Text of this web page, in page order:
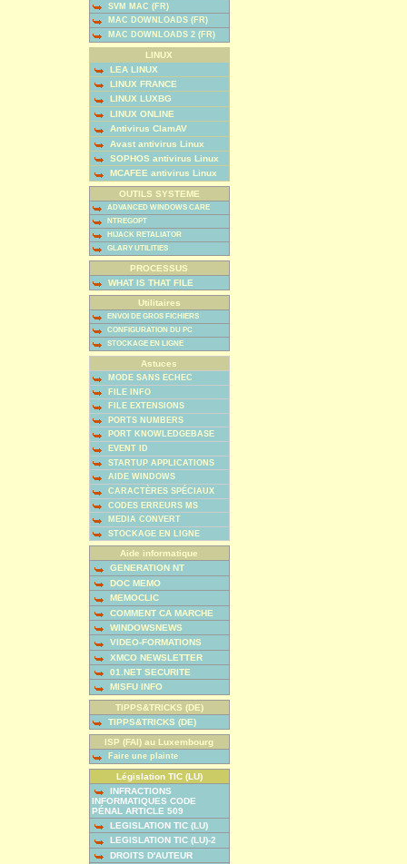
SVM MAC (FR)
MAC DOWNLOADS (FR)
MAC DOWNLOADS 2 (FR)
LINUX
LEA LINUX
LINUX FRANCE
LINUX LUXBG
LINUX ONLINE
Antivirus ClamAV
Avast antivirus Linux
SOPHOS antivirus Linux
MCAFEE antivirus Linux
OUTILS SYSTEME
ADVANCED WINDOWS CARE
NTREGOPT
HIJACK RETALIATOR
GLARY UTILITIES
PROCESSUS
WHAT IS THAT FILE
Utilitaires
ENVOI DE GROS FICHIERS
CONFIGURATION DU PC
STOCKAGE EN LIGNE
Astuces
MODE SANS ECHEC
FILE INFO
FILE EXTENSIONS
PORTS NUMBERS
PORT KNOWLEDGEBASE
EVENT ID
STARTUP APPLICATIONS
AIDE WINDOWS
CARACTÈRES SPÉCIAUX
CODES ERREURS MS
MEDIA CONVERT
STOCKAGE EN LIGNE
Aide informatique
GENERATION NT
DOC MEMO
MEMOCLIC
COMMENT CA MARCHE
WINDOWSNEWS
VIDEO-FORMATIONS
XMCO NEWSLETTER
01.NET SECURITE
MISFU INFO
TIPPS&TRICKS (DE)
TIPPS&TRICKS (DE)
ISP (FAI) au Luxembourg
Faire une plainte
Législation TIC (LU)
INFRACTIONS
INFORMATIQUES CODE
PÉNAL ARTICLE 509
LEGISLATION TIC (LU)
LEGISLATION TIC (LU)-2
DROITS D'AUTEUR